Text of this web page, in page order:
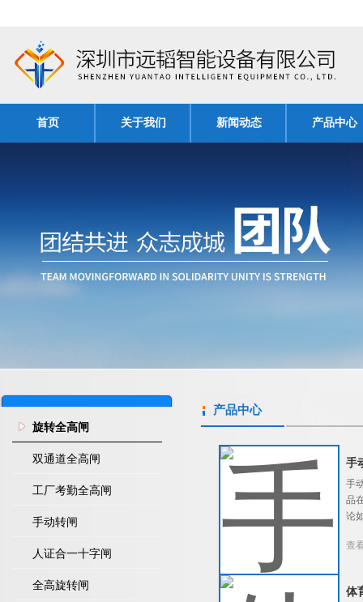
首页 关于我们 新闻动态 产品中心
旋转全高闸
双通道全高闸
工厂考勤全高闸
手动转闸
人证合一十字闸
全高旋转闸
产品中心
手
手
品
论
查
体